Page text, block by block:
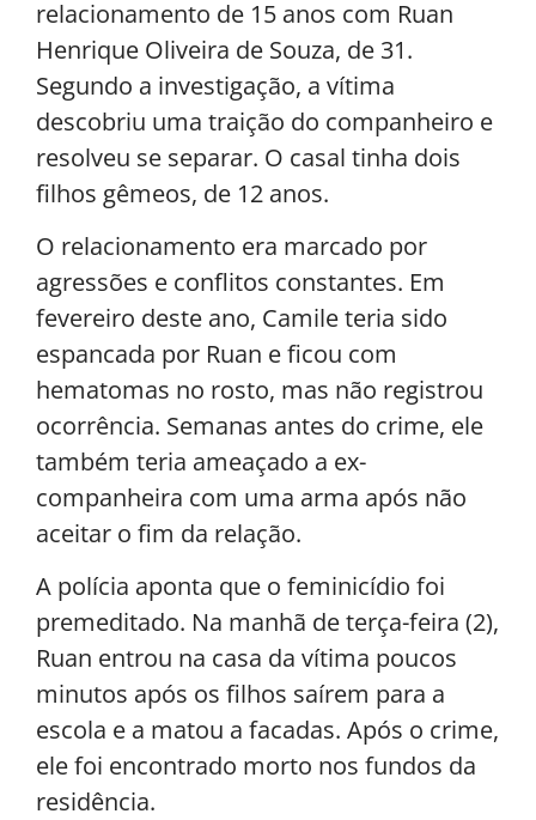
relacionamento de 15 anos com Ruan
Henrique Oliveira de Souza, de 31.
Segundo a investigação, a vítima
descobriu uma traição do companheiro e
resolveu se separar. O casal tinha dois
filhos gêmeos, de 12 anos.
O relacionamento era marcado por
agressões e conflitos constantes. Em
fevereiro deste ano, Camile teria sido
espancada por Ruan e ficou com
hematomas no rosto, mas não registrou
ocorrência. Semanas antes do crime, ele
também teria ameaçado a ex-
companheira com uma arma após não
aceitar o fim da relação.
A polícia aponta que o feminicídio foi
premeditado. Na manhã de terça-feira (2),
Ruan entrou na casa da vítima poucos
minutos após os filhos saírem para a
escola e a matou a facadas. Após o crime,
ele foi encontrado morto nos fundos da
residência.